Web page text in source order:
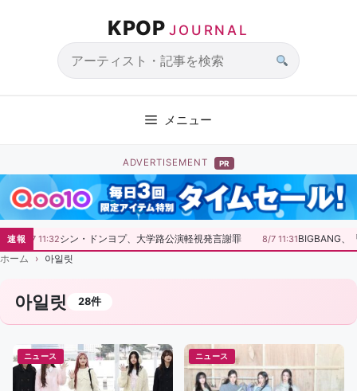
プ
KPOP JOURNAL
サ
メニュー
ADVERTISEMENT PR
速報8/7 11:32シン・ドンヨプ、大学路公演軽視発言謝罪 8/7 11:31BIGBANG、
ホーム
아일릿
아일릿 28件
ニュース ニュース